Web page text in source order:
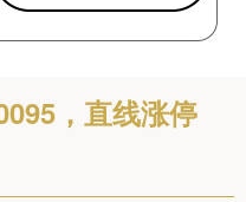
，直线涨停